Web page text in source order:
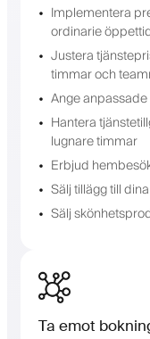
Implementera
ordinarie
Justera
timmar och
Ange
Hantera
lugnare timmar
Erbjud
Sälj tillägg till
Sälj
Ta emot